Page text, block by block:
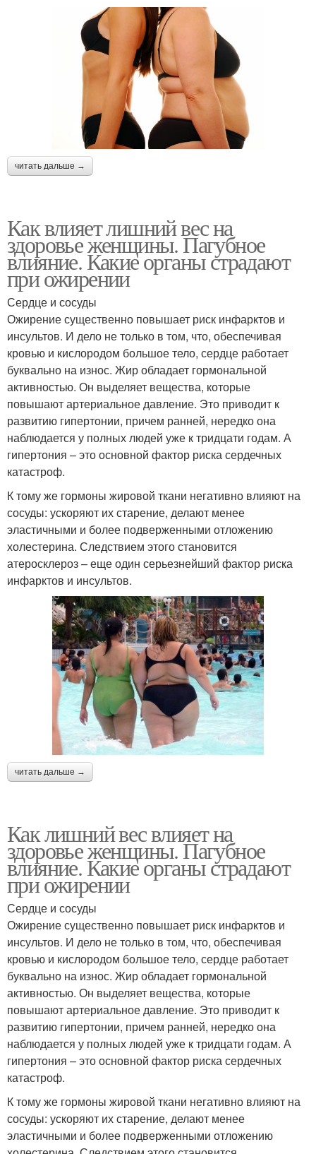
читать дальше →
Как влияет лишний вес на
здоровье женщины. Пагубное
влияние. Какие органы страдают
при ожирении
Сердце и сосуды
Ожирение существенно повышает риск инфарктов и
инсультов. И дело не только в том, что, обеспечивая
кровью и кислородом большое тело, сердце работает
буквально на износ. Жир обладает гормональной
активностью. Он выделяет вещества, которые
повышают артериальное давление. Это приводит к
развитию гипертонии, причем ранней, нередко она
наблюдается у полных людей уже к тридцати годам. А
гипертония – это основной фактор риска сердечных
катастроф.
К тому же гормоны жировой ткани негативно влияют на
сосуды: ускоряют их старение, делают менее
эластичными и более подверженными отложению
холестерина. Следствием этого становится
атеросклероз – еще один серьезнейший фактор риска
инфарктов и инсультов.
читать дальше →
Как лишний вес влияет на
здоровье женщины. Пагубное
влияние. Какие органы страдают
при ожирении
Сердце и сосуды
Ожирение существенно повышает риск инфарктов и
инсультов. И дело не только в том, что, обеспечивая
кровью и кислородом большое тело, сердце работает
буквально на износ. Жир обладает гормональной
активностью. Он выделяет вещества, которые
повышают артериальное давление. Это приводит к
развитию гипертонии, причем ранней, нередко она
наблюдается у полных людей уже к тридцати годам. А
гипертония – это основной фактор риска сердечных
катастроф.
К тому же гормоны жировой ткани негативно влияют на
сосуды: ускоряют их старение, делают менее
эластичными и более подверженными отложению